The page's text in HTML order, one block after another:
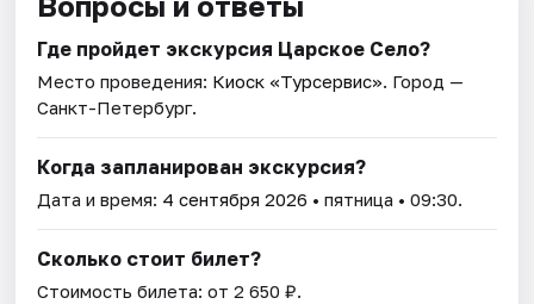
Где пройдет экскурсия Царское Село?
Место проведения: Киоск «Турсервис». Город —
Санкт-Петербург.
Когда запланирован экскурсия?
Дата и время: 4 сентября 2026 • пятница • 09:30.
Сколько стоит билет?
Стоимость билета: от 2 650 ₽.